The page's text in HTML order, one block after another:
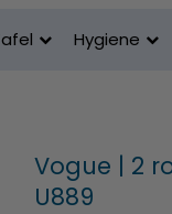
Hygiene
Vogue | 2
U889